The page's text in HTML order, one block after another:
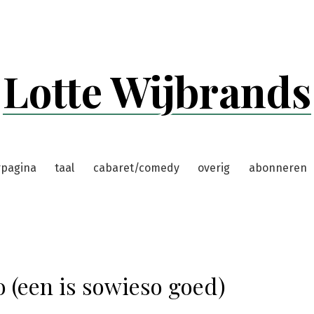
Lotte Wijbrands
taal cabaret/comedy overig abonneren
(een is sowieso goed)